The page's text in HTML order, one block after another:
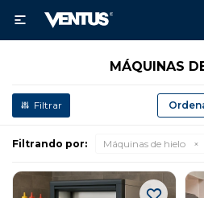

MÁQUINAS
Filtrando por: Máquinas de hielo